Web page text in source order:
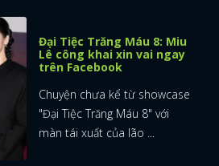
Đại Tiệc Trăng Máu 8: Miu
Lê công khai xin vai ngay
trên Facebook
Chuyện chưa kể từ showcase
"Đại Tiệc Trăng Máu 8" với
màn tái xuất của lão ...